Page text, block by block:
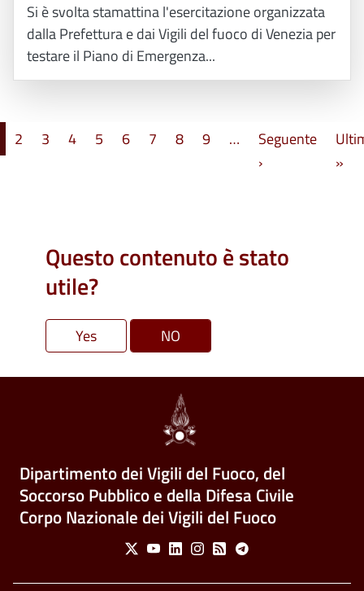
Si è svolta stamattina l'esercitazione organizzata
dalla Prefettura e dai Vigili del fuoco di Venezia per
testare il Piano di Emergenza...
Paginazione
2 3 4 5 6 7 8 9 …
Seguente
›Pagina
»
Questo contenuto è stato
utile?
Dipartimento dei Vigili del Fuoco, del
Soccorso Pubblico e della Difesa Civile
Corpo Nazionale dei Vigili del Fuoco
Social Menu
X YoutubeLinkedinInstagram
Feed Telegram